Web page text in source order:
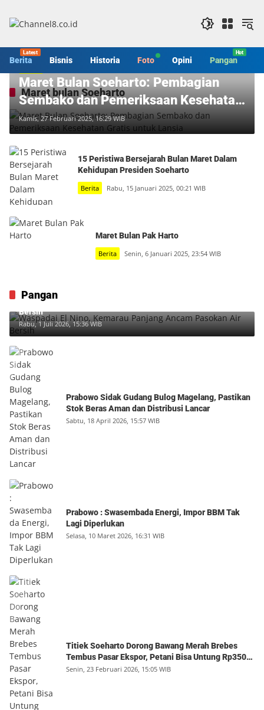
konten
Berita Bisnis Historia Foto Opini Pangan
Maret bulan Soeharto
Maret Bulan Soeharto: Pembagian
Sembako dan Pemeriksaan Kesehatan
Gratis untuk Lansia
Kamis, 27 Februari 2025, 16:29 WIB
15 Peristiwa Bersejarah Bulan Maret Dalam
Kehidupan Presiden Soeharto
Berita Rabu, 15 Januari 2025, 00:21 WIB
Maret Bulan Pak Harto
Berita Senin, 6 Januari 2025, 23:54 WIB
Pangan
Waspadai El Nino, Kemarau Panjang Ancam Pasokan Air
Bersih
Rabu, 1 Juli 2026, 15:36 WIB
Prabowo Sidak Gudang Bulog Magelang, Pastikan
Stok Beras Aman dan Distribusi Lancar
Sabtu, 18 April 2026, 15:57 WIB
Prabowo : Swasembada Energi, Impor BBM Tak
Lagi Diperlukan
Selasa, 10 Maret 2026, 16:31 WIB
Titiek Soeharto Dorong Bawang Merah Brebes
Tembus Pasar Ekspor, Petani Bisa Untung Rp350
Juta per Hektare
Senin, 23 Februari 2026, 15:05 WIB